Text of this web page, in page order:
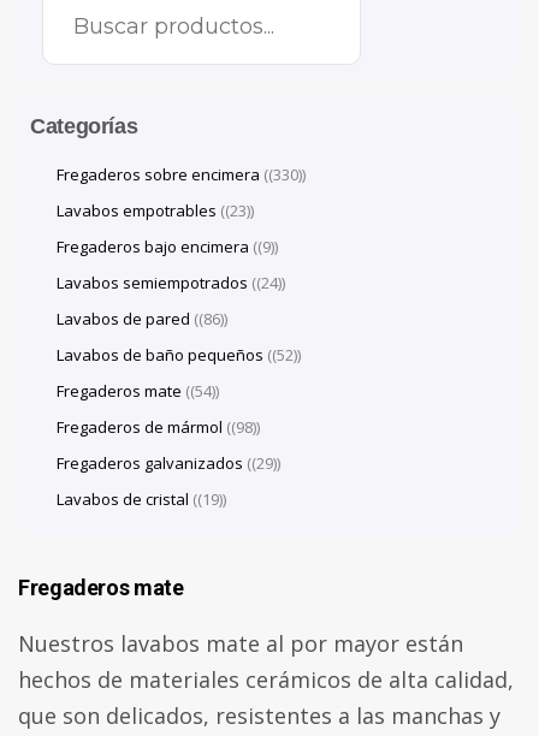
Fregaderos mate
Nuestros lavabos mate al por mayor están
hechos de materiales cerámicos de alta calidad,
que son delicados, resistentes a las manchas y
Categorías
Fregaderos sobre encimera (330)
Lavabos empotrables (23)
Fregaderos bajo encimera (9)
Lavabos semiempotrados (24)
Lavabos de pared (86)
Lavabos de baño pequeños (52)
Fregaderos mate (54)
Fregaderos de mármol (98)
Fregaderos galvanizados (29)
Lavabos de cristal (19)